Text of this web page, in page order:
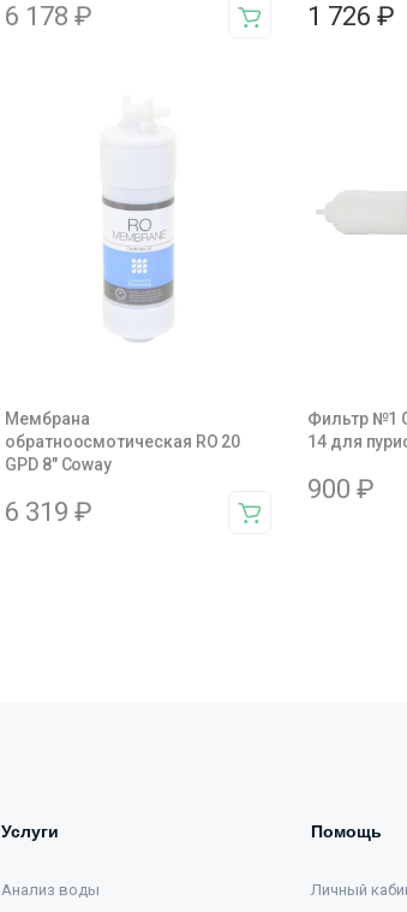
6 178 ₽ 1 726 ₽
Мембрана
обратноосмотическая RO 20
GPD 8″ Coway
6 319 ₽
Фильтр №1
14 для
900 ₽
Услуги
Анализ воды
Помощь
Личный